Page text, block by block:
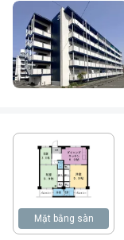
Mặt bằng sàn